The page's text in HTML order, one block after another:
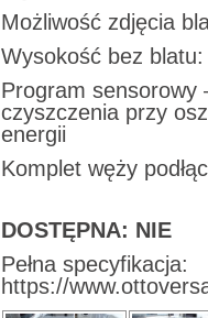
Możliwość zdjęcia
Wysokość bez
Program sensorowy
czyszczenia przy
energii
Komplet węży
DOSTĘPNA: NIE
Pełna specyfikacja:
https://